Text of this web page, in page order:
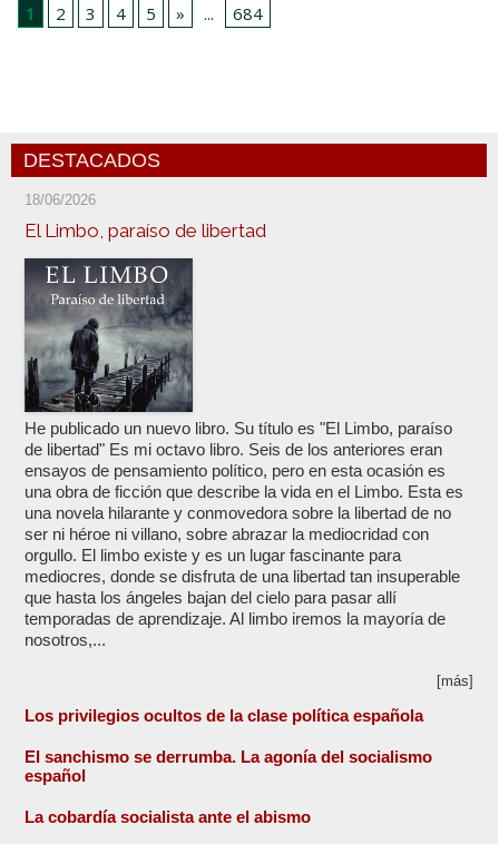
1
2 3 4 5 » ... 684
DESTACADOS
18/06/2026
El Limbo, paraíso de libertad
He publicado un nuevo libro. Su título es "El Limbo, paraíso
de libertad" Es mi octavo libro. Seis de los anteriores eran
ensayos de pensamiento político, pero en esta ocasión es
una obra de ficción que describe la vida en el Limbo. Esta es
una novela hilarante y conmovedora sobre la libertad de no
ser ni héroe ni villano, sobre abrazar la mediocridad con
orgullo. El limbo existe y es un lugar fascinante para
mediocres, donde se disfruta de una libertad tan insuperable
que hasta los ángeles bajan del cielo para pasar allí
temporadas de aprendizaje. Al limbo iremos la mayoría de
nosotros,...
[más]
Los privilegios ocultos de la clase política española
El sanchismo se derrumba. La agonía del socialismo
español
La cobardía socialista ante el abismo